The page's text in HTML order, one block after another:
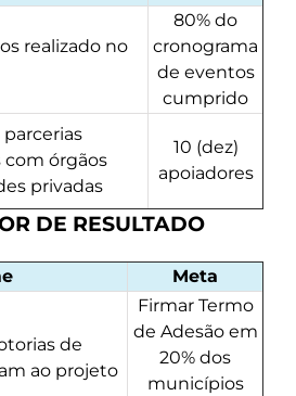
realizado no
80% do
cronograma
de eventos
cumprido
órgãos
privadas
10 (dez)
apoiadores
DE RESULTADO
Meta
de
ao projeto
Firmar Termo
de Adesão em
20% dos
municípios